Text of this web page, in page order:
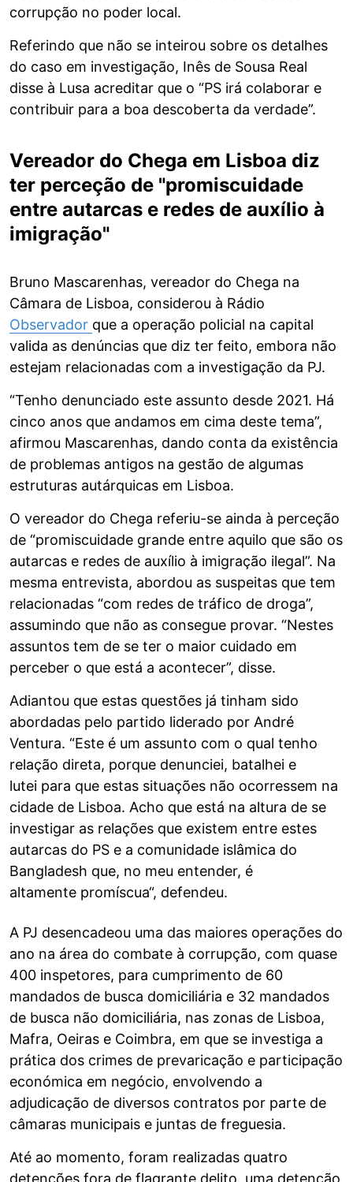
corrupção no poder local.
Referindo que não se inteirou sobre os detalhes
do caso em investigação, Inês de Sousa Real
disse à Lusa acreditar que o “PS irá colaborar e
contribuir para a boa descoberta da verdade”.
Vereador do Chega em Lisboa diz
ter perceção de "promiscuidade
entre autarcas e redes de auxílio à
imigração"
Bruno Mascarenhas, vereador do Chega na
Câmara de Lisboa, considerou à Rádio
Observador que a operação policial na capital
valida as denúncias que diz ter feito, embora não
estejam relacionadas com a investigação da PJ.
“Tenho denunciado este assunto desde 2021. Há
cinco anos que andamos em cima deste tema”,
afirmou Mascarenhas, dando conta da existência
de problemas antigos na gestão de algumas
estruturas autárquicas em Lisboa.
O vereador do Chega referiu-se ainda à perceção
de “promiscuidade grande entre aquilo que são os
autarcas e redes de auxílio à imigração ilegal”. Na
mesma entrevista, abordou as suspeitas que tem
relacionadas “com redes de tráfico de droga”,
assumindo que não as consegue provar. “Nestes
assuntos tem de se ter o maior cuidado em
perceber o que está a acontecer”, disse.
Adiantou que estas questões já tinham sido
abordadas pelo partido liderado por André
Ventura. “Este é um assunto com o qual tenho
relação direta, porque denunciei, batalhei e
lutei para que estas situações não ocorressem na
cidade de Lisboa. Acho que está na altura de se
investigar as relações que existem entre estes
autarcas do PS e a comunidade islâmica do
Bangladesh que, no meu entender, é
altamente promíscua“, defendeu.
A PJ desencadeou uma das maiores operações do
ano na área do combate à corrupção, com quase
400 inspetores, para cumprimento de 60
mandados de busca domiciliária e 32 mandados
de busca não domiciliária, nas zonas de Lisboa,
Mafra, Oeiras e Coimbra, em que se investiga a
prática dos crimes de prevaricação e participação
económica em negócio, envolvendo a
adjudicação de diversos contratos por parte de
câmaras municipais e juntas de freguesia.
Até ao momento, foram realizadas quatro
detenções fora de flagrante delito, uma detenção